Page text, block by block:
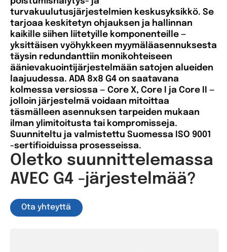
turvakuulutusjärjestelmien keskusyksikkö. Se
tarjoaa keskitetyn ohjauksen ja hallinnan
kaikille siihen liitetyille komponenteille —
yksittäisen vyöhykkeen myymäläasennuksesta
täysin redundanttiin monikohteiseen
äänievakuointijärjestelmään satojen alueiden
laajuudessa. ADA 8x8 G4 on saatavana
kolmessa versiossa — Core X, Core I ja Core II —
jolloin järjestelmä voidaan mitoittaa
täsmälleen asennuksen tarpeiden mukaan
ilman ylimitoitusta tai kompromisseja.
Suunniteltu ja valmistettu Suomessa ISO 9001
-sertifioiduissa prosesseissa.
Oletko suunnittelemassa
AVEC G4 -järjestelmää?
Ota yhteyttä